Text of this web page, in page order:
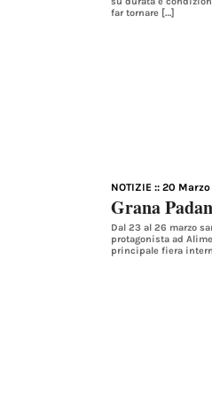
far tornare […]
NOTIZIE :: 20
Grana
Dal 23 al 26 marzo
protagonista ad
principale fiera